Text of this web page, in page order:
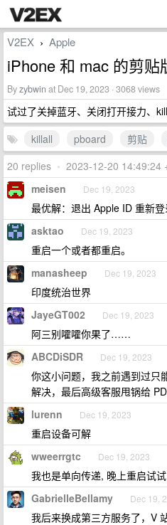
V2EX › Apple
iPhone 和 mac 的剪贴
Byzybwin at Dec 19, 2023 · 3068 views
试过了关掉蓝牙、关闭打开接力、
killall
pboard 剪贴
20 replies • 2023-12-20 14:49:24
meisen Dec 19, 2023
最优解：退出 Apple ID 重新登
asktao Dec 19, 2023
重启一个或者都重启。
manasheep Dec 19, 2023
印度统治世界
JayeGT002 Dec 19, 2023
阿三别嚯嚯你果了……
ABCDiSDR Dec 19, 2023
你这小问题，我之前遇到过只
解决，最后高级客服甩锅给
lurenn Dec 19, 2023
重启设备可解
wweerrgtc Dec 19, 2023
我也是单向传递, 晚上重启试试
GabrielleBellamy Dec 19,
我后来换成第三方服务了，V